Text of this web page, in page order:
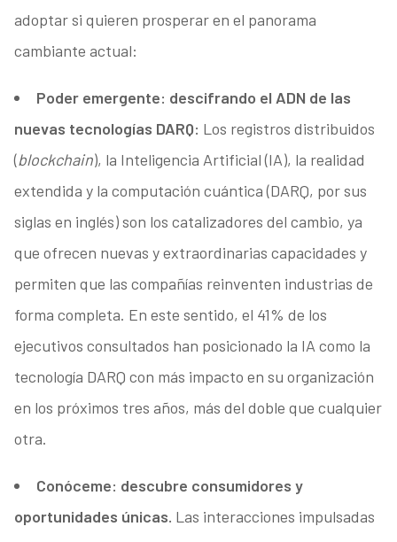
adoptar si quieren prosperar en el panorama
cambiante actual:
Poder emergente: descifrando el ADN de las
nuevas tecnologías DARQ: Los registros distribuidos
(blockchain), la Inteligencia Artificial (IA), la realidad
extendida y la computación cuántica (DARQ, por sus
siglas en inglés) son los catalizadores del cambio, ya
que ofrecen nuevas y extraordinarias capacidades y
permiten que las compañías reinventen industrias de
forma completa. En este sentido, el 41% de los
ejecutivos consultados han posicionado la IA como la
tecnología DARQ con más impacto en su organización
en los próximos tres años, más del doble que cualquier
otra.
Conóceme: descubre consumidores y
oportunidades únicas. Las interacciones impulsadas